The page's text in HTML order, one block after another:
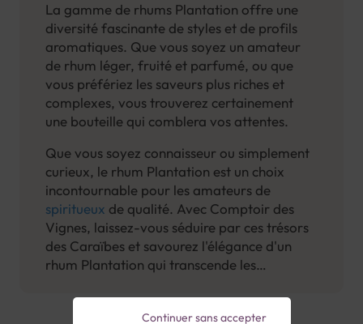
La gamme de rhums Plantation offre une
diversité fascinante de styles et de profils
aromatiques. Que vous soyez un amateur
de rhum léger, fruité et parfumé, ou que
vous préfériez les saveurs plus riches et
complexes, vous trouverez certainement
une bouteille qui comblera vos attentes.
Que vous soyez connaisseur ou simplement
curieux, le rhum Plantation est un choix
incontournable pour les amateurs de
spiritueux de qualité. Avec Comptoir des
Vignes, laissez-vous séduire par ces trésors
des Caraïbes et savourez l'élégance d'un
rhum Plantation qui transcende les
Continuer sans accepter